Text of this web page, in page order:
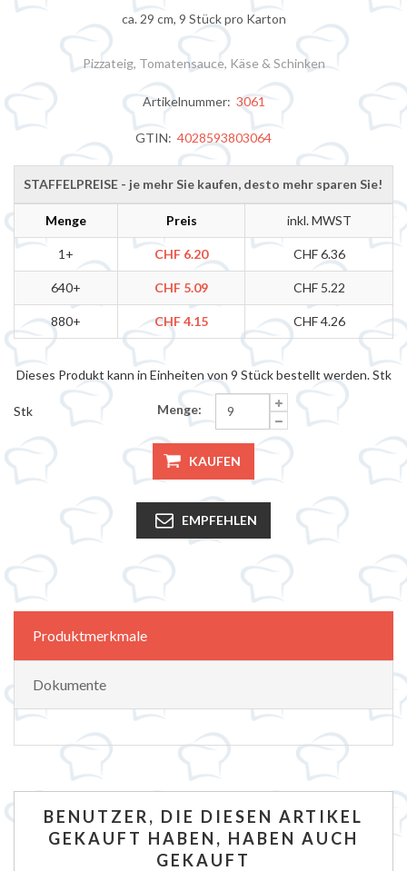
ca. 29 cm, 9 Stück pro Karton
Pizzateig, Tomatensauce, Käse & Schinken
Artikelnummer: 3061
GTIN: 4028593803064
STAFFELPREISE - je mehr Sie kaufen, desto mehr sparen Sie!
Menge Preis inkl. MWST
1+ CHF 6.20 CHF 6.36
640+ CHF 5.09 CHF 5.22
880+ CHF 4.15 CHF 4.26
Dieses Produkt kann in Einheiten von 9 Stück bestellt werden. Stk
Menge:
Stk
KAUFEN
EMPFEHLEN
Produktmerkmale
Dokumente
BENUTZER, DIE DIESEN ARTIKEL
GEKAUFT HABEN, HABEN AUCH
GEKAUFT